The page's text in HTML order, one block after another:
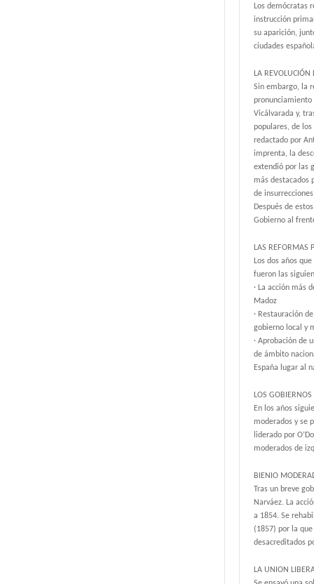
Los demócratas
instrucción
su aparición,
ciudades
LA REVOLUCIÓN
Sin embargo, la
pronunciamiento
Vicálvarada y,
populares, de
redactado por
imprenta, la
extendió por las
más destacados
de
Después de
Gobierno al
LAS REFORMAS
Los dos años
fueron las
· La acción más
Madoz
· Restauración
gobierno local y
· Aprobación de
de ámbito
España lugar al
LOS
En los años
moderados y se
liderado por
moderados de
BIENIO
Tras un breve
Narváez. La
a 1854. Se
(1857) por la
desacreditados
LA UNION